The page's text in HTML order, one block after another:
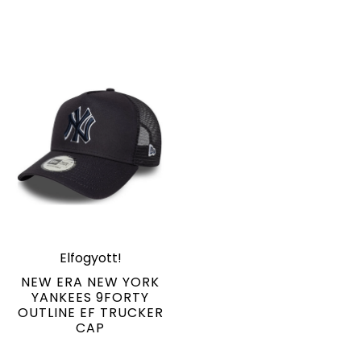
Elfogyott!
NEW ERA NEW YORK
YANKEES 9FORTY
OUTLINE EF TRUCKER
CAP